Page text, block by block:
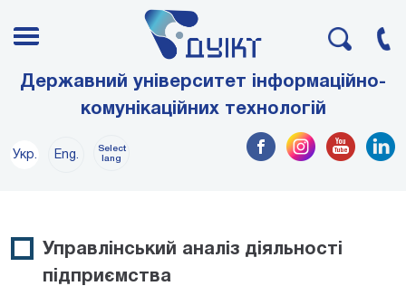
Державний університет інформаційно-
комунікаційних технологій
Укр. Eng.
Select
lang
Управлінський аналіз діяльності
підприємства